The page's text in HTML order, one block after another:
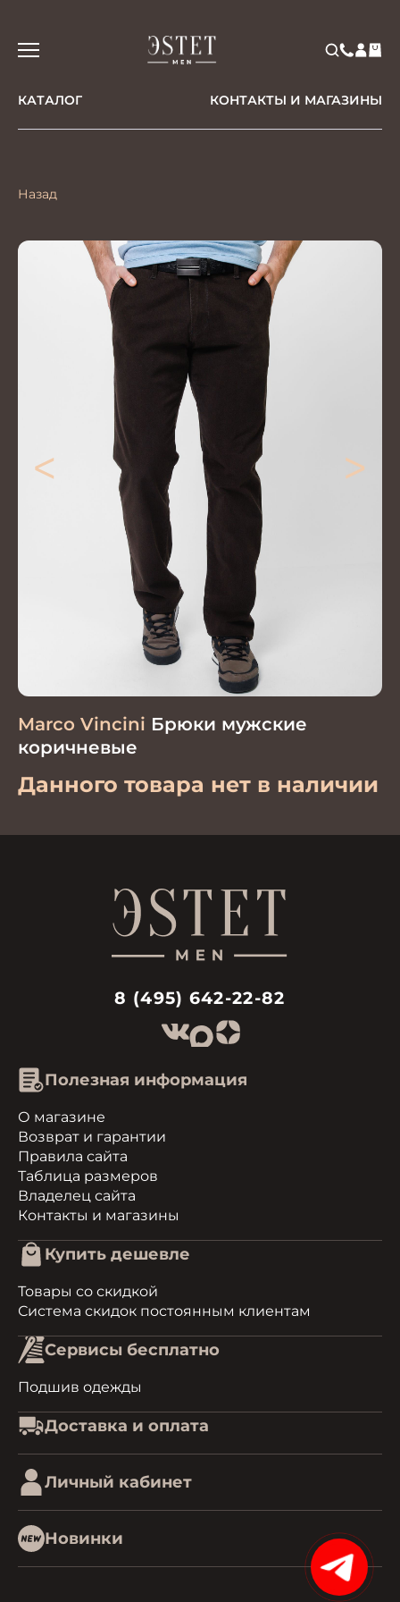
КАТАЛОГ КОНТАКТЫ И МАГАЗИНЫ
Назад
< >
Marco Vincini Брюки мужские
коричневые
Данного товара нет в наличии
8 (495) 642-22-82
Полезная информация
О магазине
Возврат и гарантии
Правила сайта
Таблица размеров
Владелец сайта
Контакты и магазины
Купить дешевле
Товары со скидкой
Система скидок постоянным клиентам
Сервисы бесплатно
Подшив одежды
Доставка и оплата
Личный кабинет
Новинки
15%